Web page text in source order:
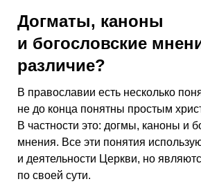
Догматы, каноны
и богословские
различие?
В православии есть несколько
не до конца понятны простым
В частности это: догмы, каноны и
мнения. Все эти понятия
и деятельности Церкви, но
по своей сути.